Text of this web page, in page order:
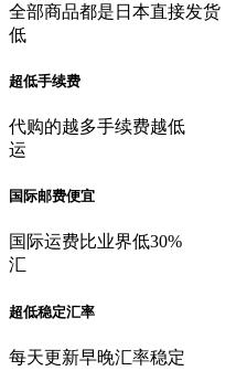
全部商品都是日本直接发货
低
超低手续费
代购的越多手续费越低
运
国际邮费便宜
国际运费比业界低30%
汇
超低稳定汇率
每天更新早晚汇率稳定